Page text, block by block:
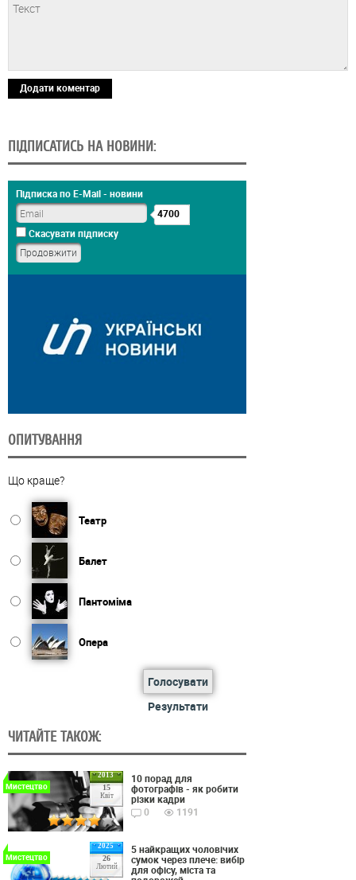
Додати коментар
ПІДПИСАТИСЬ НА НОВИНИ:
Підписка по E-Mail - новини
4700
Скасувати підписку
ОПИТУВАННЯ
Що краще?
Театр
Балет
Пантоміма
Опера
Голосувати
Результати
ЧИТАЙТЕ ТАКОЖ:
2013
15
Квіт
Мистецтво
10 порад для
фотографів - як робити
різки кадри
0
1191
2025
26
Лютий
Мистецтво
5 найкращих чоловічих
сумок через плече: вибір
для офісу, міста та